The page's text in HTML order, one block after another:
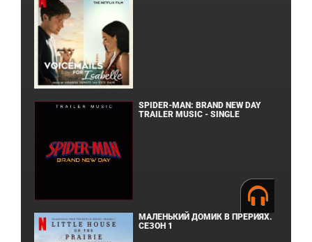
SPIDER-MAN: BRAND NEW DAY
TRAILER MUSIC - SINGLE
МАЛЕНЬКИЙ ДОМИК В ПРЕРИЯХ.
СЕЗОН 1